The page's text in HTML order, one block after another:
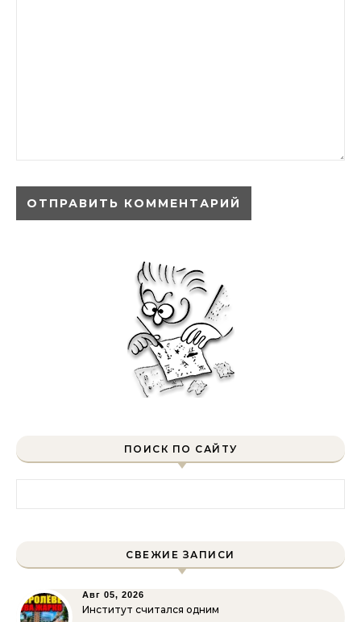
ПОИСК ПО САЙТУ
СВЕЖИЕ ЗАПИСИ
Авг 05, 2026
Институт считался одним